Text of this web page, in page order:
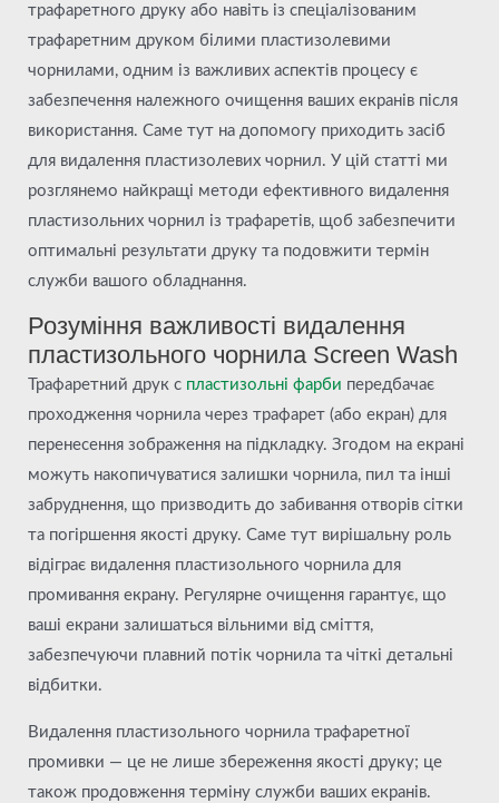
трафаретного друку або навіть із спеціалізованим
трафаретним друком білими пластизолевими
чорнилами, одним із важливих аспектів процесу є
забезпечення належного очищення ваших екранів після
використання. Саме тут на допомогу приходить засіб
для видалення пластизолевих чорнил. У цій статті ми
розглянемо найкращі методи ефективного видалення
пластизольних чорнил із трафаретів, щоб забезпечити
оптимальні результати друку та подовжити термін
служби вашого обладнання.
Розуміння важливості видалення
пластизольного чорнила Screen Wash
Трафаретний друк с пластизольні фарби передбачає
проходження чорнила через трафарет (або екран) для
перенесення зображення на підкладку. Згодом на екрані
можуть накопичуватися залишки чорнила, пил та інші
забруднення, що призводить до забивання отворів сітки
та погіршення якості друку. Саме тут вирішальну роль
відіграє видалення пластизольного чорнила для
промивання екрану. Регулярне очищення гарантує, що
ваші екрани залишаться вільними від сміття,
забезпечуючи плавний потік чорнила та чіткі детальні
відбитки.
Видалення пластизольного чорнила трафаретної
промивки — це не лише збереження якості друку; це
також продовження терміну служби ваших екранів.